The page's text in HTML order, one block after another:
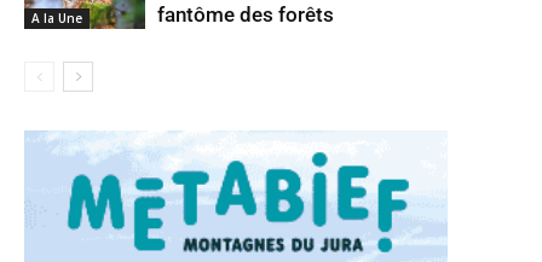
A la Une
fantôme des forêts